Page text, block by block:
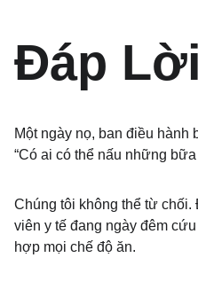
Đáp
Một ngày nọ, ban điều hành
“Có ai có thể nấu những
Chúng tôi không thể từ
viên y tế đang ngày đêm
hợp mọi chế độ ăn.